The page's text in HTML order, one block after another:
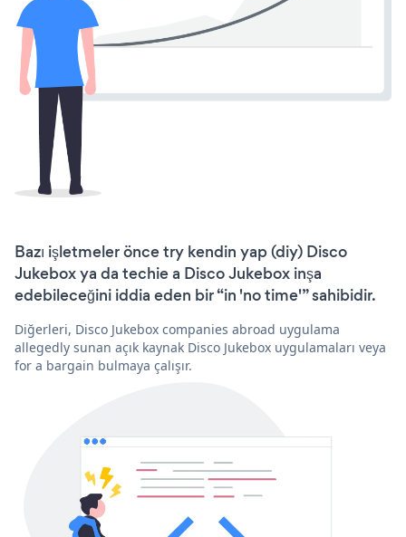
Bazı işletmeler önce try kendin yap (diy) Disco
Jukebox ya da techie a Disco Jukebox inşa
edebileceğini iddia eden bir “in 'no time'” sahibidir.
Diğerleri, Disco Jukebox companies abroad uygulama
allegedly sunan açık kaynak Disco Jukebox uygulamaları veya
for a bargain bulmaya çalışır.